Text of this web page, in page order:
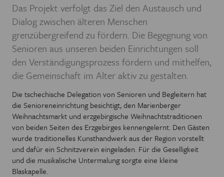
Das Projekt verfolgt das Ziel den Austausch und
Dialog zwischen älteren Menschen
grenzübergreifend zu fördern. Die Begegnung von
Senioren aus unseren beiden Einrichtungen soll
den Verständigungsprozess fördern und mithelfen,
die Gemeinschaft im Alter aktiv zu gestalten.
Die tschechische Delegation von Senioren und Begleitern hat
die Senioreneinrichtung besichtigt, den Marienberger
Weihnachtsmarkt und erzgebirgische Weihnachtstraditionen
von beiden Seiten des Erzgebirges kennengelernt. Den Gästen
wurde traditionelles Kunsthandwerk aus der Region vorstellt
und dafür ein Schnitzverein eingeladen. Für die Geselligkeit
und die musikalische Untermalung sorgte eine kleine
Blaskapelle.